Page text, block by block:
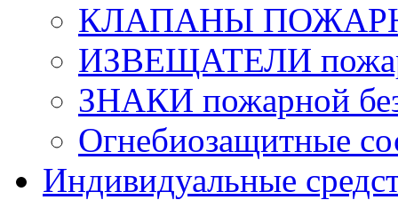
КЛАПАНЫ
ИЗВЕЩАТЕЛИ
ЗНАКИ пожарной
Огнебиозащитные
Индивидуальные